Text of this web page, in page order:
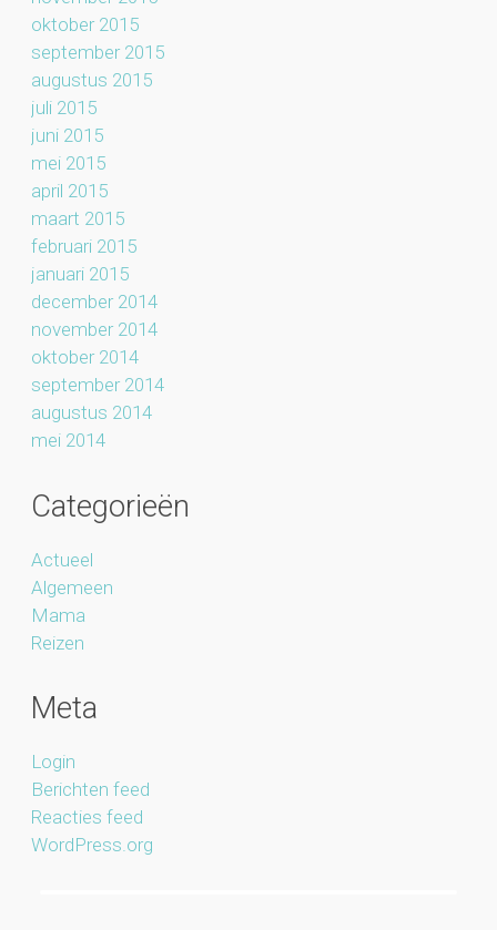
oktober 2015
september 2015
augustus 2015
juli 2015
juni 2015
mei 2015
april 2015
maart 2015
februari 2015
januari 2015
december 2014
november 2014
oktober 2014
september 2014
augustus 2014
mei 2014
Categorieën
Actueel
Algemeen
Mama
Reizen
Meta
Login
Berichten feed
Reacties feed
WordPress.org